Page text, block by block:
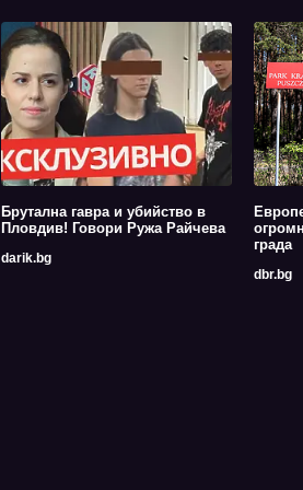
Брутална гавра и убийство в
Пловдив! Говори Ружа Райчева
darik.bg
града
dbr.bg